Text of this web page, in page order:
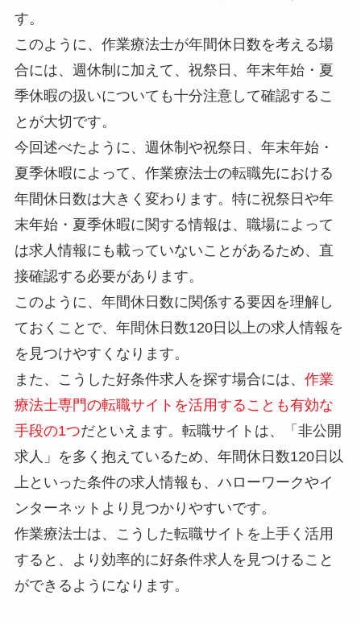
す。
このように、作業療法士が年間休日数を考える場
合には、週休制に加えて、祝祭日、年末年始・夏
季休暇の扱いについても十分注意して確認するこ
とが大切です。
今回述べたように、週休制や祝祭日、年末年始・
夏季休暇によって、作業療法士の転職先における
年間休日数は大きく変わります。特に祝祭日や年
末年始・夏季休暇に関する情報は、職場によって
は求人情報にも載っていないことがあるため、直
接確認する必要があります。
このように、年間休日数に関係する要因を理解し
ておくことで、年間休日数120日以上の求人情報を
を見つけやすくなります。
また、こうした好条件求人を探す場合には、 作業
療法士専門の転職サイトを活用することも有効な
手段の1つだといえます。転職サイトは、「非公開
求人」を多く抱えているため、年間休日数120日以
上といった条件の求人情報も、ハローワークやイ
ンターネットより見つかりやすいです。
作業療法士は、こうした転職サイトを上手く活用
すると、より効率的に好条件求人を見つけること
ができるようになります。